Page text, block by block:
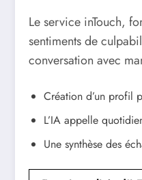
Le service inTouch,
sentiments de
conversation avec
Création d’un profil
L’IA appelle
Une synthèse des